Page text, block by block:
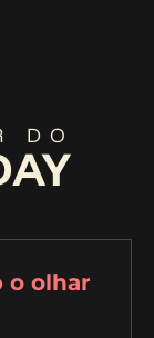
DO
o olhar